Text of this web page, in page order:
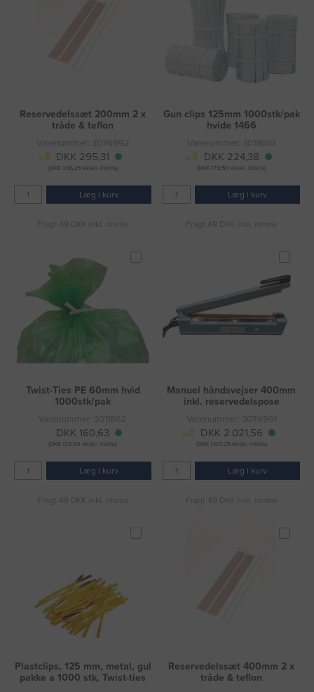
Reservedelssæt 200mm 2 x
tråde & teflon
Varenummer: 3076992
DKK 295,31
(DKK 236,25 ekskl. moms)
Læg i kurv
Fragt 49 DKK inkl. moms
Gun clips 125mm 1000stk/pak
hvide 1466
Varenummer: 3011860
DKK 224,38
(DKK 179,50 ekskl. moms)
Læg i kurv
Fragt 49 DKK inkl. moms
Twist-Ties PE 60mm hvid
1000stk/pak
Varenummer: 3011862
DKK 160,63
(DKK 128,50 ekskl. moms)
Læg i kurv
Fragt 49 DKK inkl. moms
Manuel håndsvejser 400mm
inkl. reservedelspose
Varenummer: 3076991
DKK 2.021,56
(DKK 1.617,25 ekskl. moms)
Læg i kurv
Fragt 49 DKK inkl. moms
Plastclips, 125 mm, metal, gul
pakke a 1000 stk, Twist-ties
Reservedelssæt 400mm 2 x
tråde & teflon